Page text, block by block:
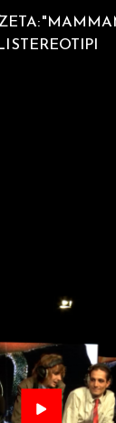
STEREOTIPI
Play